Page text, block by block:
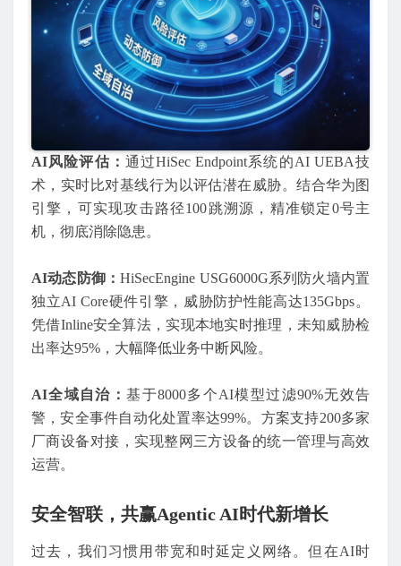
AI风险评估： 通过HiSec Endpoint系统的AI UEBA技
术，实时比对基线行为以评估潜在威胁。结合华为图
引擎，可实现攻击路径100跳溯源，精准锁定0号主
机，彻底消除隐患。
AI动态防御：HiSecEngine USG6000G系列防火墙内置
独立AI Core硬件引擎，威胁防护性能高达135Gbps。
凭借Inline安全算法，实现本地实时推理，未知威胁检
出率达95%，大幅降低业务中断风险。
AI全域自治：基于8000多个AI模型过滤90%无效告
警，安全事件自动化处置率达99%。方案支持200多家
厂商设备对接，实现整网三方设备的统一管理与高效
运营。
安全智联，共赢Agentic AI时代新增长
过去，我们习惯用带宽和时延定义网络。但在AI时